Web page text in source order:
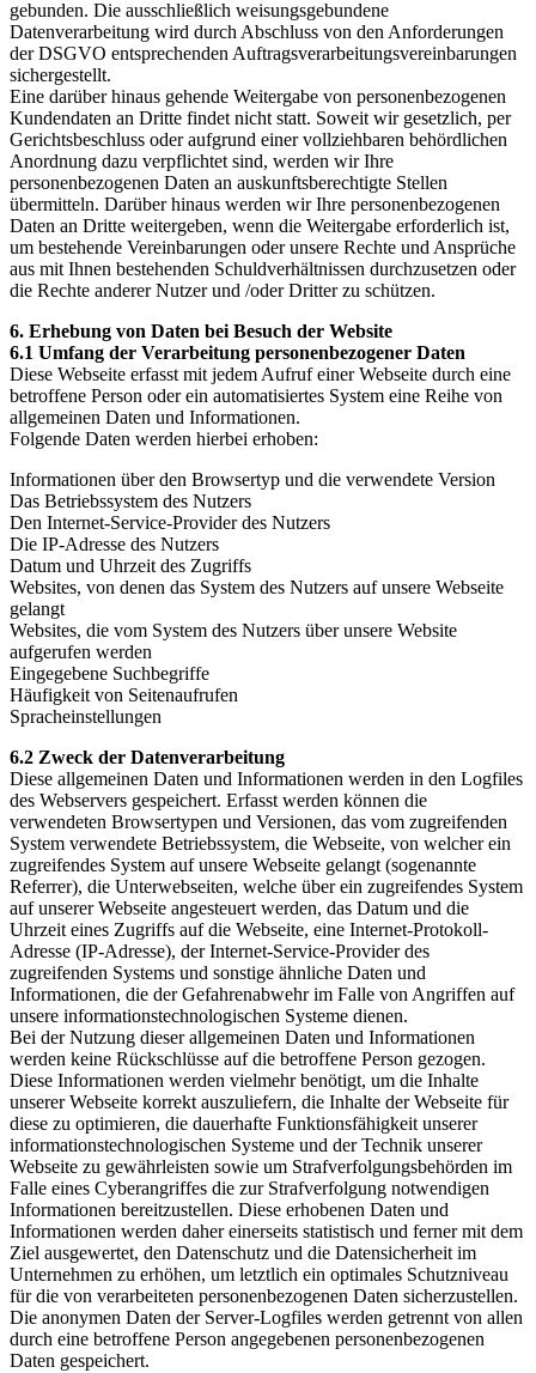
gebunden. Die ausschließlich weisungsgebundene
Datenverarbeitung wird durch Abschluss von den Anforderungen
der DSGVO entsprechenden Auftragsverarbeitungsvereinbarungen
sichergestellt.
Eine darüber hinaus gehende Weitergabe von personenbezogenen
Kundendaten an Dritte findet nicht statt. Soweit wir gesetzlich, per
Gerichtsbeschluss oder aufgrund einer vollziehbaren behördlichen
Anordnung dazu verpflichtet sind, werden wir Ihre
personenbezogenen Daten an auskunftsberechtigte Stellen
übermitteln. Darüber hinaus werden wir Ihre personenbezogenen
Daten an Dritte weitergeben, wenn die Weitergabe erforderlich ist,
um bestehende Vereinbarungen oder unsere Rechte und Ansprüche
aus mit Ihnen bestehenden Schuldverhältnissen durchzusetzen oder
die Rechte anderer Nutzer und /oder Dritter zu schützen.
6. Erhebung von Daten bei Besuch der Website
6.1 Umfang der Verarbeitung personenbezogener Daten
Diese Webseite erfasst mit jedem Aufruf einer Webseite durch eine
betroffene Person oder ein automatisiertes System eine Reihe von
allgemeinen Daten und Informationen.
Folgende Daten werden hierbei erhoben:
Informationen über den Browsertyp und die verwendete Version
Das Betriebssystem des Nutzers
Den Internet-Service-Provider des Nutzers
Die IP-Adresse des Nutzers
Datum und Uhrzeit des Zugriffs
Websites, von denen das System des Nutzers auf unsere Webseite
gelangt
Websites, die vom System des Nutzers über unsere Website
aufgerufen werden
Eingegebene Suchbegriffe
Häufigkeit von Seitenaufrufen
Spracheinstellungen
6.2 Zweck der Datenverarbeitung
Diese allgemeinen Daten und Informationen werden in den Logfiles
des Webservers gespeichert. Erfasst werden können die
verwendeten Browsertypen und Versionen, das vom zugreifenden
System verwendete Betriebssystem, die Webseite, von welcher ein
zugreifendes System auf unsere Webseite gelangt (sogenannte
Referrer), die Unterwebseiten, welche über ein zugreifendes System
auf unserer Webseite angesteuert werden, das Datum und die
Uhrzeit eines Zugriffs auf die Webseite, eine Internet-Protokoll-
Adresse (IP-Adresse), der Internet-Service-Provider des
zugreifenden Systems und sonstige ähnliche Daten und
Informationen, die der Gefahrenabwehr im Falle von Angriffen auf
unsere informationstechnologischen Systeme dienen.
Bei der Nutzung dieser allgemeinen Daten und Informationen
werden keine Rückschlüsse auf die betroffene Person gezogen.
Diese Informationen werden vielmehr benötigt, um die Inhalte
unserer Webseite korrekt auszuliefern, die Inhalte der Webseite für
diese zu optimieren, die dauerhafte Funktionsfähigkeit unserer
informationstechnologischen Systeme und der Technik unserer
Webseite zu gewährleisten sowie um Strafverfolgungsbehörden im
Falle eines Cyberangriffes die zur Strafverfolgung notwendigen
Informationen bereitzustellen. Diese erhobenen Daten und
Informationen werden daher einerseits statistisch und ferner mit dem
Ziel ausgewertet, den Datenschutz und die Datensicherheit im
Unternehmen zu erhöhen, um letztlich ein optimales Schutzniveau
für die von verarbeiteten personenbezogenen Daten sicherzustellen.
Die anonymen Daten der Server-Logfiles werden getrennt von allen
durch eine betroffene Person angegebenen personenbezogenen
Daten gespeichert.